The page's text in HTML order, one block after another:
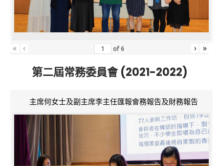
« ‹ of 6 › »
第二屆常務委員會 (2021-2022)
主席何女士及副主席李主任匯報會務報告及財務報告